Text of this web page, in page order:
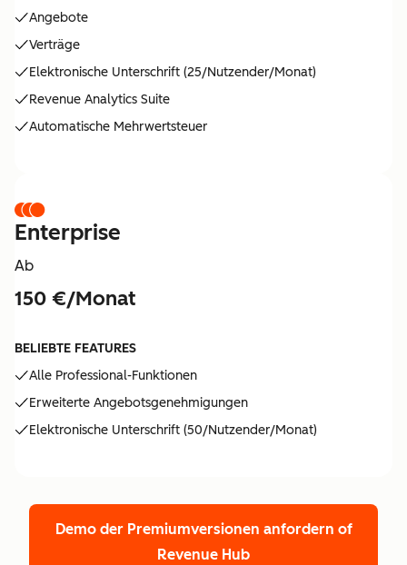
Angebote
Verträge
Elektronische Unterschrift (25/Nutzender/Monat)
Revenue Analytics Suite
Automatische Mehrwertsteuer
Enterprise
Ab
150 €/Monat
BELIEBTE FEATURES
Alle Professional-Funktionen
Erweiterte Angebotsgenehmigungen
Elektronische Unterschrift (50/Nutzender/Monat)
Demo der Premiumversionen anfordern of
Revenue Hub